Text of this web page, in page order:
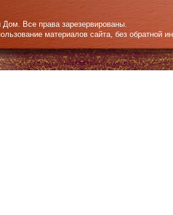
Все права зарезервированы.
материалов сайта, без обратной